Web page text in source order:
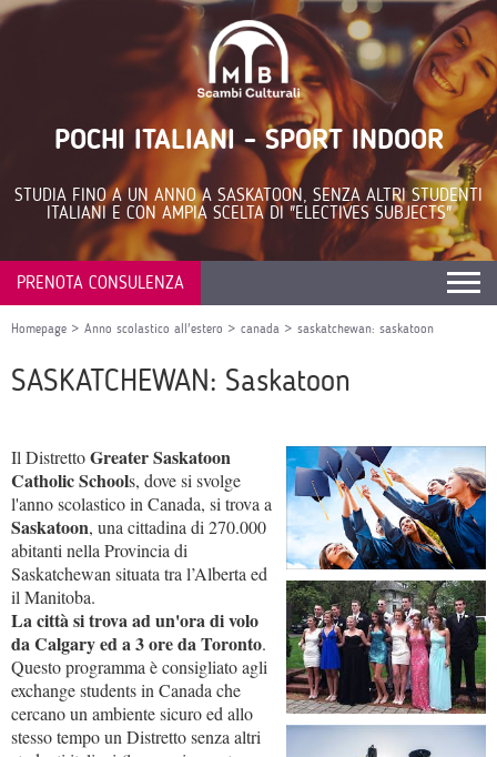
POCHI ITALIANI - SPORT INDOOR
STUDIA FINO A UN ANNO A SASKATOON, SENZA ALTRI STUDENTI
ITALIANI E CON AMPIA SCELTA DI "ELECTIVES SUBJECTS"
PRENOTA CONSULENZA
Homepage > Anno scolastico all'estero > canada > saskatchewan: saskatoon
SASKATCHEWAN: Saskatoon
Il DistrettoGreater Saskatoon
Catholic Schools, dove si svolge
l'anno scolastico in Canada, si trova a
Saskatoon, una cittadina di 270.000
abitanti nella Provincia di
Saskatchewan situata tra l’Alberta ed
il Manitoba.
La città si trova ad un'ora di volo
da Calgary ed a 3 ore da Toronto.
Questo programma è consigliato agli
exchange students in Canada che
cercano un ambiente sicuro ed allo
stesso tempo un Distretto senza altri